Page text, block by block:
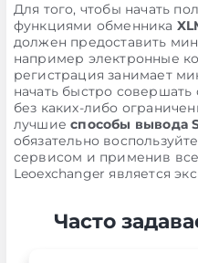
Для того, чтобы начать
функциями обменника
должен предоставить
например электронные
регистрация занимает
начать быстро
без каких-либо
лучшиеспособы вывода
обязательно
сервисом и применив
Leoexchanger является
Часто